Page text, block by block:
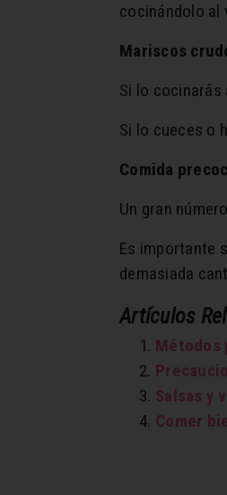
cocinándolo al
Mariscos
Si lo
Si lo cueces o
Comida
Un gran
Es importante
demasiada
Artículos
Métodos
Salsas y
Comer